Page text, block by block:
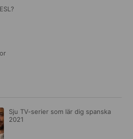
Sju TV-serier som lär dig spanska
2021